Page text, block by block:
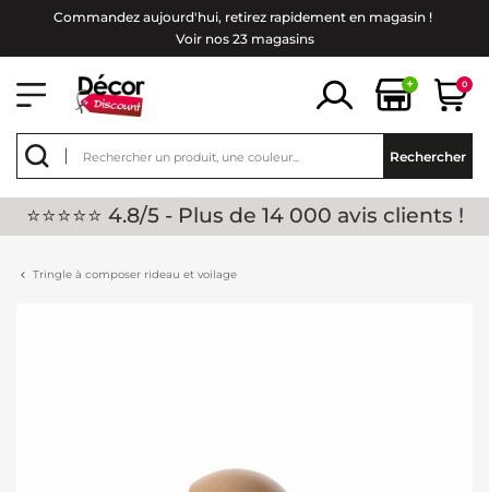
Commandez aujourd'hui, retirez rapidement en magasin !
Voir nos 23 magasins
+ 0
Rechercher
⭐⭐⭐⭐⭐ 4.8/5 - Plus de 14 000 avis clients !
Tringle à composer rideau et voilage